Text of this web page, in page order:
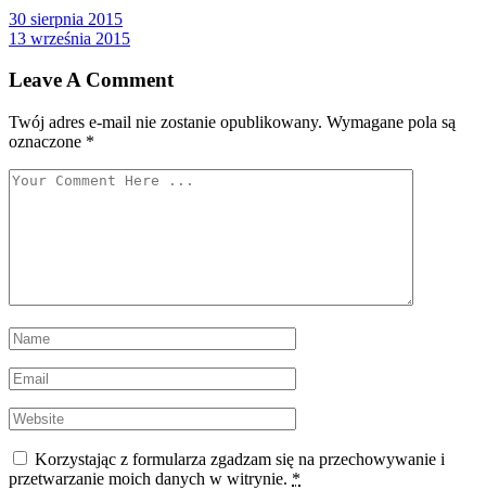
Nawigacja
wpisu
30 sierpnia 2015
13 września 2015
Leave A Comment
Twój adres e-mail nie zostanie opublikowany. Wymagane pola są
oznaczone *
Korzystając z formularza zgadzam się na przechowywanie i
przetwarzanie moich danych w witrynie. *